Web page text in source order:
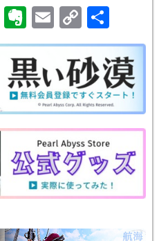
イテムが追加、その他報酬アップも「夢想の羽
Pi
er
e
E
v
er
n
ot
e
E
m
ail
C
o
p
y
Li
n
k
有